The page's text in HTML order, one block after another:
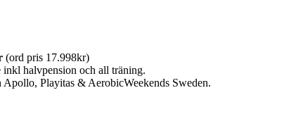
(ord pris 17.998kr)
inkl halvpension och all träning.
Apollo, Playitas & AerobicWeekends Sweden.